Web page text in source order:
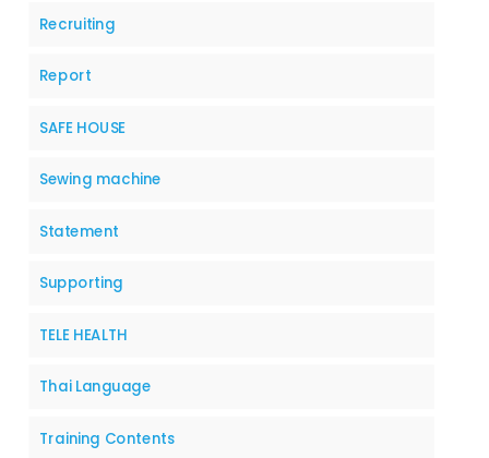
Recruiting
Report
SAFE HOUSE
Sewing machine
Statement
Supporting
TELE HEALTH
Thai Language
Training Contents